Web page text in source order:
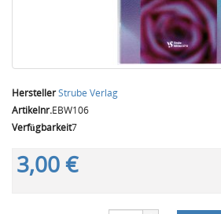
HerstellerStrube Verlag
Artikelnr.EBW106
Verfügbarkeit7
3,00 €